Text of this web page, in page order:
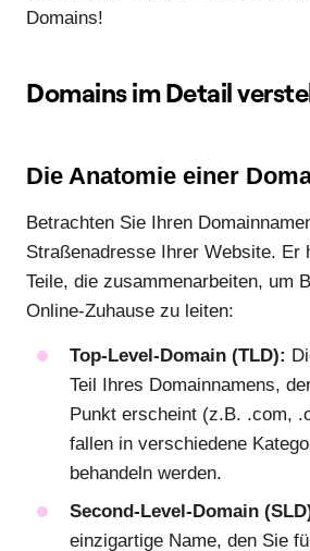
Domains!
Domains im Detail
Die Anatomie einer
Betrachten Sie Ihren
Straßenadresse Ihrer Website. Er
Teile, die zusammenarbeiten, um
Online-Zuhause zu leiten:
Top-Level-Domain (TLD):
Teil Ihres Domainnamens,
Punkt erscheint (z.B. .com,
fallen in verschiedene
behandeln werden.
Second-Level-Domain
einzigartige Name, den Sie